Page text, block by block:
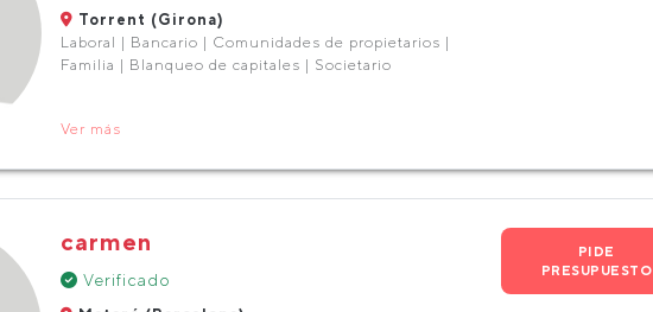
Torrent (Girona)
Laboral | Bancario | Comunidades de propietarios |
Familia | Blanqueo de capitales | Societario
Ver más
carmen
Verificado
PIDE
PRESUPUESTO